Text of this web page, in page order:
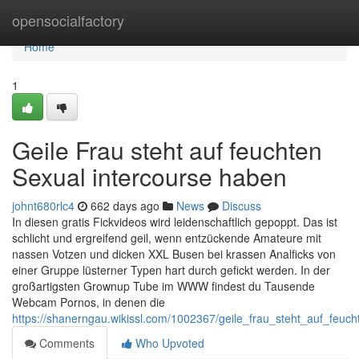
opensocialfactory
Home
Home
1
Geile Frau steht auf feuchten
Sexual intercourse haben
johnt680rlc4 662 days ago News
Discuss
In diesen gratis Fickvideos wird leidenschaftlich gepoppt. Das ist
schlicht und ergreifend geil, wenn entzückende Amateure mit
nassen Votzen und dicken XXL Busen bei krassen Analficks von
einer Gruppe lüsterner Typen hart durch gefickt werden. In der
großartigsten Grownup Tube im WWW findest du Tausende
Webcam Pornos, in denen die
https://shanerngau.wikissl.com/1002367/
Comments
Who Upvoted